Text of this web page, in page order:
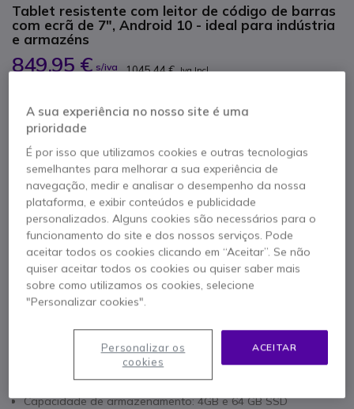
Tablet resistente com leitor de código de barras
com ecrã de 7", Android 10 - ideal para indústria
e armazéns
849,95 € s/iva 1045,44 € Iva Incl.
ADICIONAR AO CARRINHO
ORÇAMENTO EM 4 HORAS
Esgotado
2 anos de garantia do fabricante
Características principais
Tablet ultra resistente com ecrã de 7” Full HD
Ecrã com 1000 nits legível sobre a luz solar
Sistema Operativo: Android 10
Capacidade de armazenamento: 4GB e 64 GB SSD
A sua experiência no nosso site é uma
prioridade
É por isso que utilizamos cookies e outras tecnologias
semelhantes para melhorar a sua experiência de
navegação, medir e analisar o desempenho da nossa
plataforma, e exibir conteúdos e publicidade
personalizados. Alguns cookies são necessários para o
funcionamento do site e dos nossos serviços. Pode
aceitar todos os cookies clicando em “Aceitar”. Se não
quiser aceitar todos os cookies ou quiser saber mais
sobre como utilizamos os cookies, selecione
"Personalizar cookies".
ACEITAR
Personalizar os
cookies